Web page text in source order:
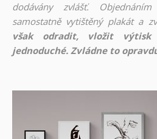
dodávány zvlášť.
samostatně vytištěný plakát a
však odradit, vložit
jednoduché. Zvládne to